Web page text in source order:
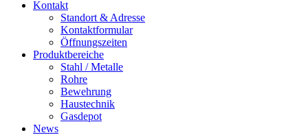
Kontakt
Standort & Adresse
Kontaktformular
Öffnungszeiten
Produktbereiche
Stahl / Metalle
Rohre
Bewehrung
Haustechnik
Gasdepot
News